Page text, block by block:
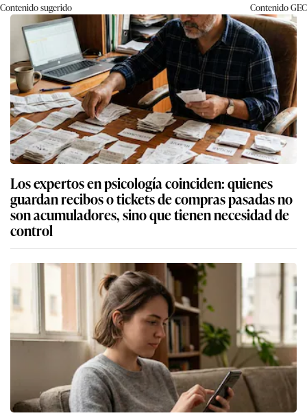
Contenido sugerido ContenidoGEC
Los expertos en psicología coinciden: quienes
guardan recibos o tickets de compras pasadas no
son acumuladores, sino que tienen necesidad de
control